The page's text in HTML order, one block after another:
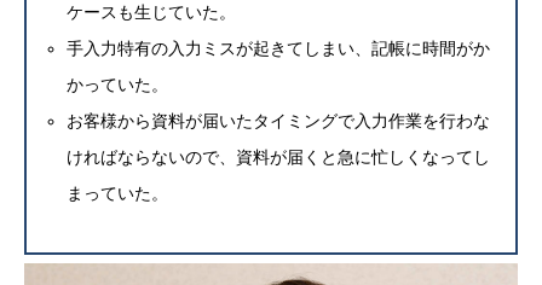
ケースも生じていた。
手入力特有の入力ミスが起きてしまい、記帳に時間がか
かっていた。
お客様から資料が届いたタイミングで入力作業を行わな
ければならないので、資料が届くと急に忙しくなってし
まっていた。